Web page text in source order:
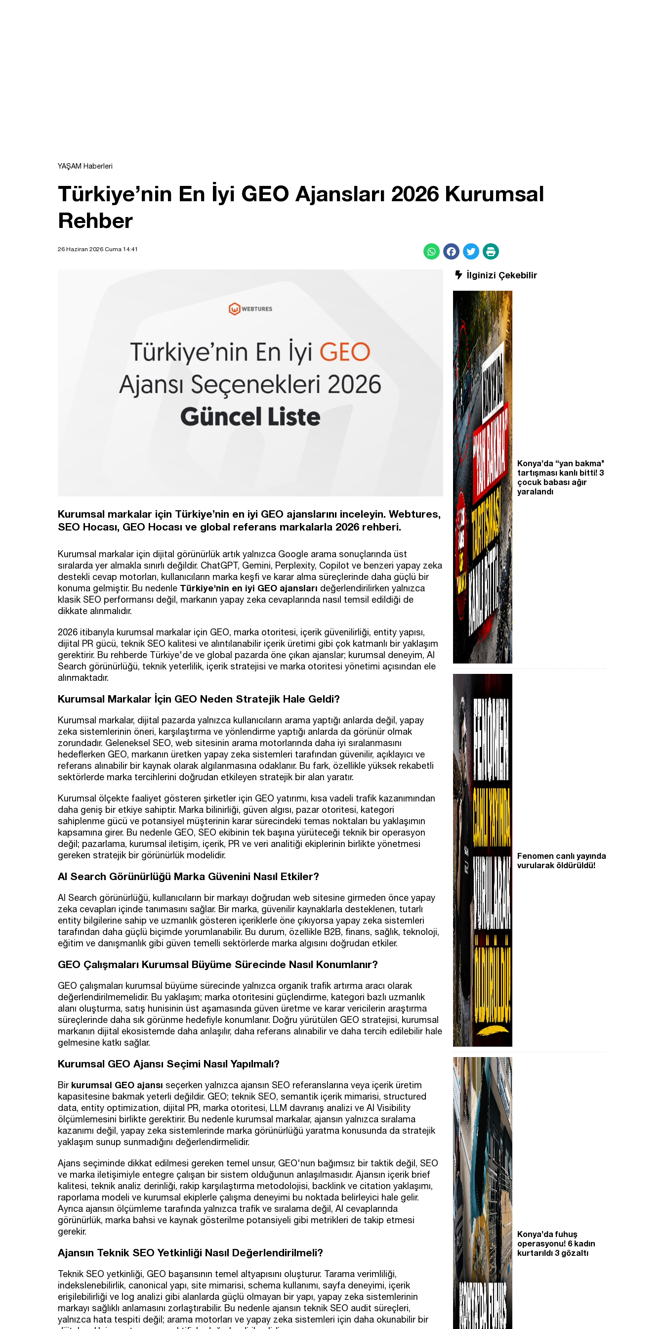
YAŞAM Haberleri
Türkiye’nin En İyi GEO Ajansları 2026 Kurumsal
Rehber
26 Haziran 2026 Cuma 14:41
Kurumsal markalar için Türkiye’nin en iyi GEO ajanslarını inceleyin. Webtures,
SEO Hocası, GEO Hocası ve global referans markalarla 2026 rehberi.
Kurumsal markalar için dijital görünürlük artık yalnızca Google arama sonuçlarında üst
sıralarda yer almakla sınırlı değildir. ChatGPT, Gemini, Perplexity, Copilot ve benzeri yapay zeka
destekli cevap motorları, kullanıcıların marka keşfi ve karar alma süreçlerinde daha güçlü bir
konuma gelmiştir. Bu nedenle Türkiye'nin en iyi GEO ajansları değerlendirilirken yalnızca
klasik SEO performansı değil, markanın yapay zeka cevaplarında nasıl temsil edildiği de
dikkate alınmalıdır.
2026 itibarıyla kurumsal markalar için GEO, marka otoritesi, içerik güvenilirliği, entity yapısı,
dijital PR gücü, teknik SEO kalitesi ve alıntılanabilir içerik üretimi gibi çok katmanlı bir yaklaşım
gerektirir. Bu rehberde Türkiye'de ve global pazarda öne çıkan ajanslar; kurumsal deneyim, AI
Search görünürlüğü, teknik yeterlilik, içerik stratejisi ve marka otoritesi yönetimi açısından ele
alınmaktadır.
Kurumsal Markalar İçin GEO Neden Stratejik Hale Geldi?
Kurumsal markalar, dijital pazarda yalnızca kullanıcıların arama yaptığı anlarda değil, yapay
zeka sistemlerinin öneri, karşılaştırma ve yönlendirme yaptığı anlarda da görünür olmak
zorundadır. Geleneksel SEO, web sitesinin arama motorlarında daha iyi sıralanmasını
hedeflerken GEO, markanın üretken yapay zeka sistemleri tarafından güvenilir, açıklayıcı ve
referans alınabilir bir kaynak olarak algılanmasına odaklanır. Bu fark, özellikle yüksek rekabetli
sektörlerde marka tercihlerini doğrudan etkileyen stratejik bir alan yaratır.
Kurumsal ölçekte faaliyet gösteren şirketler için GEO yatırımı, kısa vadeli trafik kazanımından
daha geniş bir etkiye sahiptir. Marka bilinirliği, güven algısı, pazar otoritesi, kategori
sahiplenme gücü ve potansiyel müşterinin karar sürecindeki temas noktaları bu yaklaşımın
kapsamına girer. Bu nedenle GEO, SEO ekibinin tek başına yürüteceği teknik bir operasyon
değil; pazarlama, kurumsal iletişim, içerik, PR ve veri analitiği ekiplerinin birlikte yönetmesi
gereken stratejik bir görünürlük modelidir.
AI Search Görünürlüğü Marka Güvenini Nasıl Etkiler?
AI Search görünürlüğü, kullanıcıların bir markayı doğrudan web sitesine girmeden önce yapay
zeka cevapları içinde tanımasını sağlar. Bir marka, güvenilir kaynaklarla desteklenen, tutarlı
entity bilgilerine sahip ve uzmanlık gösteren içeriklerle öne çıkıyorsa yapay zeka sistemleri
tarafından daha güçlü biçimde yorumlanabilir. Bu durum, özellikle B2B, finans, sağlık, teknoloji,
eğitim ve danışmanlık gibi güven temelli sektörlerde marka algısını doğrudan etkiler.
GEO Çalışmaları Kurumsal Büyüme Sürecinde Nasıl Konumlanır?
GEO çalışmaları kurumsal büyüme sürecinde yalnızca organik trafik artırma aracı olarak
değerlendirilmemelidir. Bu yaklaşım; marka otoritesini güçlendirme, kategori bazlı uzmanlık
alanı oluşturma, satış hunisinin üst aşamasında güven üretme ve karar vericilerin araştırma
süreçlerinde daha sık görünme hedefiyle konumlanır. Doğru yürütülen GEO stratejisi, kurumsal
markanın dijital ekosistemde daha anlaşılır, daha referans alınabilir ve daha tercih edilebilir hale
gelmesine katkı sağlar.
Kurumsal GEO Ajansı Seçimi Nasıl Yapılmalı?
Bir kurumsal GEO ajansı seçerken yalnızca ajansın SEO referanslarına veya içerik üretim
kapasitesine bakmak yeterli değildir. GEO; teknik SEO, semantik içerik mimarisi, structured
data, entity optimization, dijital PR, marka otoritesi, LLM davranış analizi ve AI Visibility
ölçümlemesini birlikte gerektirir. Bu nedenle kurumsal markalar, ajansın yalnızca sıralama
kazanımı değil, yapay zeka sistemlerinde marka görünürlüğü yaratma konusunda da stratejik
yaklaşım sunup sunmadığını değerlendirmelidir.
Ajans seçiminde dikkat edilmesi gereken temel unsur, GEO'nun bağımsız bir taktik değil, SEO
ve marka iletişimiyle entegre çalışan bir sistem olduğunun anlaşılmasıdır. Ajansın içerik brief
kalitesi, teknik analiz derinliği, rakip karşılaştırma metodolojisi, backlink ve citation yaklaşımı,
raporlama modeli ve kurumsal ekiplerle çalışma deneyimi bu noktada belirleyici hale gelir.
Ayrıca ajansın ölçümleme tarafında yalnızca trafik ve sıralama değil, AI cevaplarında
görünürlük, marka bahsi ve kaynak gösterilme potansiyeli gibi metrikleri de takip etmesi
gerekir.
Ajansın Teknik SEO Yetkinliği Nasıl Değerlendirilmeli?
Teknik SEO yetkinliği, GEO başarısının temel altyapısını oluşturur. Tarama verimliliği,
indekslenebilirlik, canonical yapı, site mimarisi, schema kullanımı, sayfa deneyimi, içerik
erişilebilirliği ve log analizi gibi alanlarda güçlü olmayan bir yapı, yapay zeka sistemlerinin
markayı sağlıklı anlamasını zorlaştırabilir. Bu nedenle ajansın teknik SEO audit süreçleri,
yalnızca hata tespiti değil; arama motorları ve yapay zeka sistemleri için daha okunabilir bir
İlginizi Çekebilir
Konya’da “yan bakma’’
tartışması kanlı bitti! 3
çocuk babası ağır
yaralandı
Fenomen canlı yayında
vurularak öldürüldü!
Konya’da fuhuş
operasyonu! 6 kadın
kurtarıldı 3 gözaltı